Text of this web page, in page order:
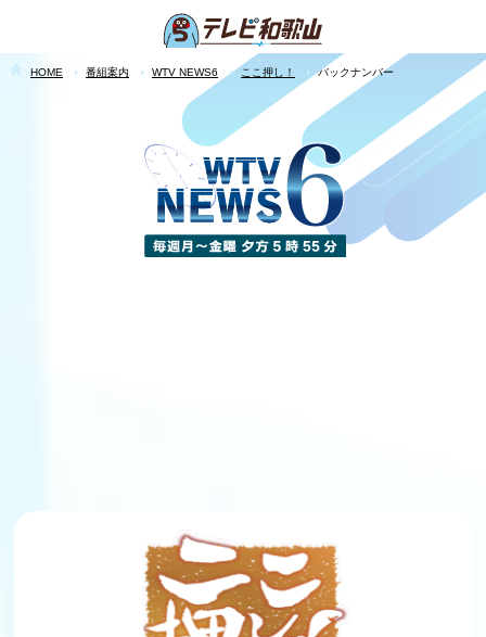
HOME 番組案内 WTV NEWS6 ここ押し！ バックナンバー